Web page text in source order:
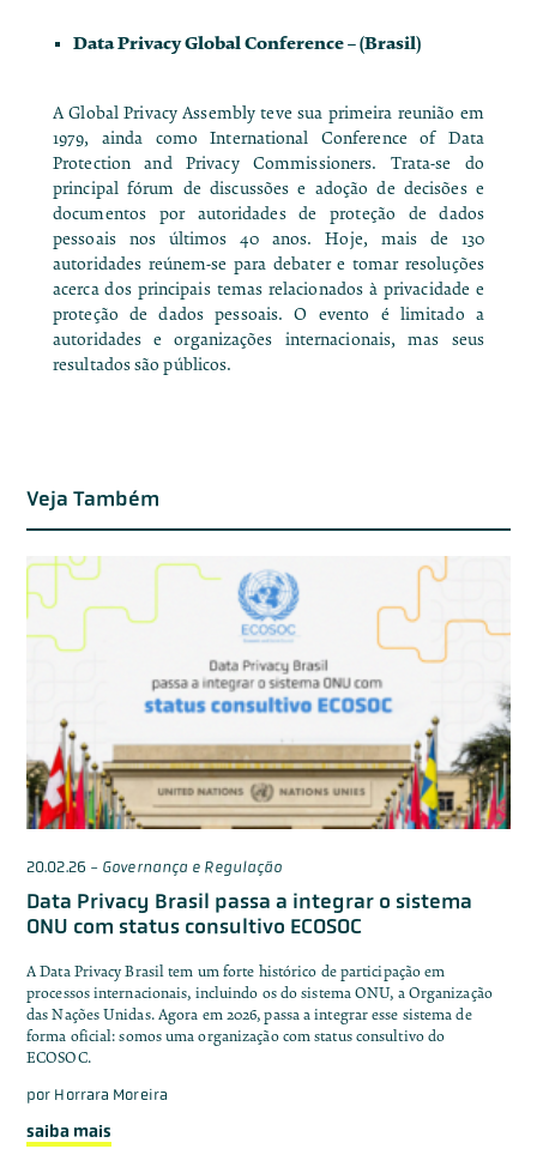
Data Privacy Global Conference– (Brasil)
A Global Privacy Assembly teve sua primeira reunião em
1979, ainda como International Conference of Data
Protection and Privacy Commissioners. Trata-se do
principal fórum de discussões e adoção de decisões e
documentos por autoridades de proteção de dados
pessoais nos últimos 40 anos. Hoje, mais de 130
autoridades reúnem-se para debater e tomar resoluções
acerca dos principais temas relacionados à privacidade e
proteção de dados pessoais. O evento é limitado a
autoridades e organizações internacionais, mas seus
resultados são públicos.
Veja Também
20.02.26 - Governança e Regulação
Data Privacy Brasil passa a integrar o sistema
ONU com status consultivo ECOSOC
A Data Privacy Brasil tem um forte histórico de participação em
processos internacionais, incluindo os do sistema ONU, a Organização
das Nações Unidas. Agora em 2026, passa a integrar esse sistema de
forma oficial: somos uma organização com status consultivo do
ECOSOC.
por Horrara Moreira
saiba mais